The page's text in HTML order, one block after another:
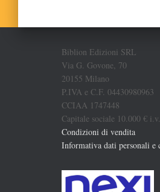
Biblion Edizioni SRL
Via G. Govone, 70
20155 Milano
P.IVA e C.F. 04430980963
CCIAA 1747448
Capitale sociale 10.000 € i.v.
Condizioni di vendita
Informativa dati personali e